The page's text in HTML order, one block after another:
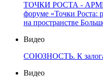
ТОЧКИ РОСТА -
форуме «Точки Роста:
на пространстве
Видео
СОЮЗНОСТЬ. К
Видео